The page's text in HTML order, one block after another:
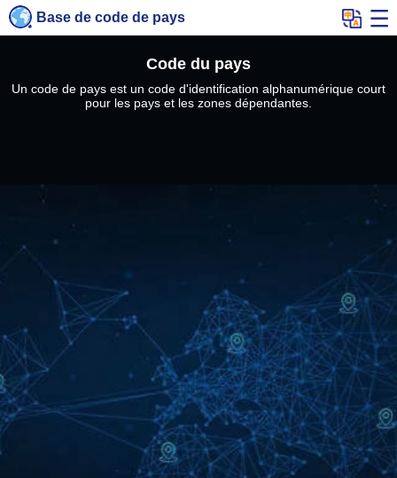
Base de code de pays
Code du pays
Un code de pays est un code d'identification alphanumérique court
pour les pays et les zones dépendantes.